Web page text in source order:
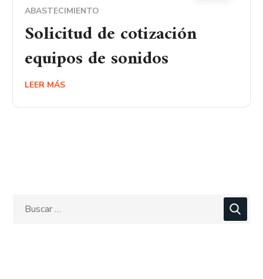
ABASTECIMIENTO
Solicitud de cotización
equipos de sonidos
LEER MÁS